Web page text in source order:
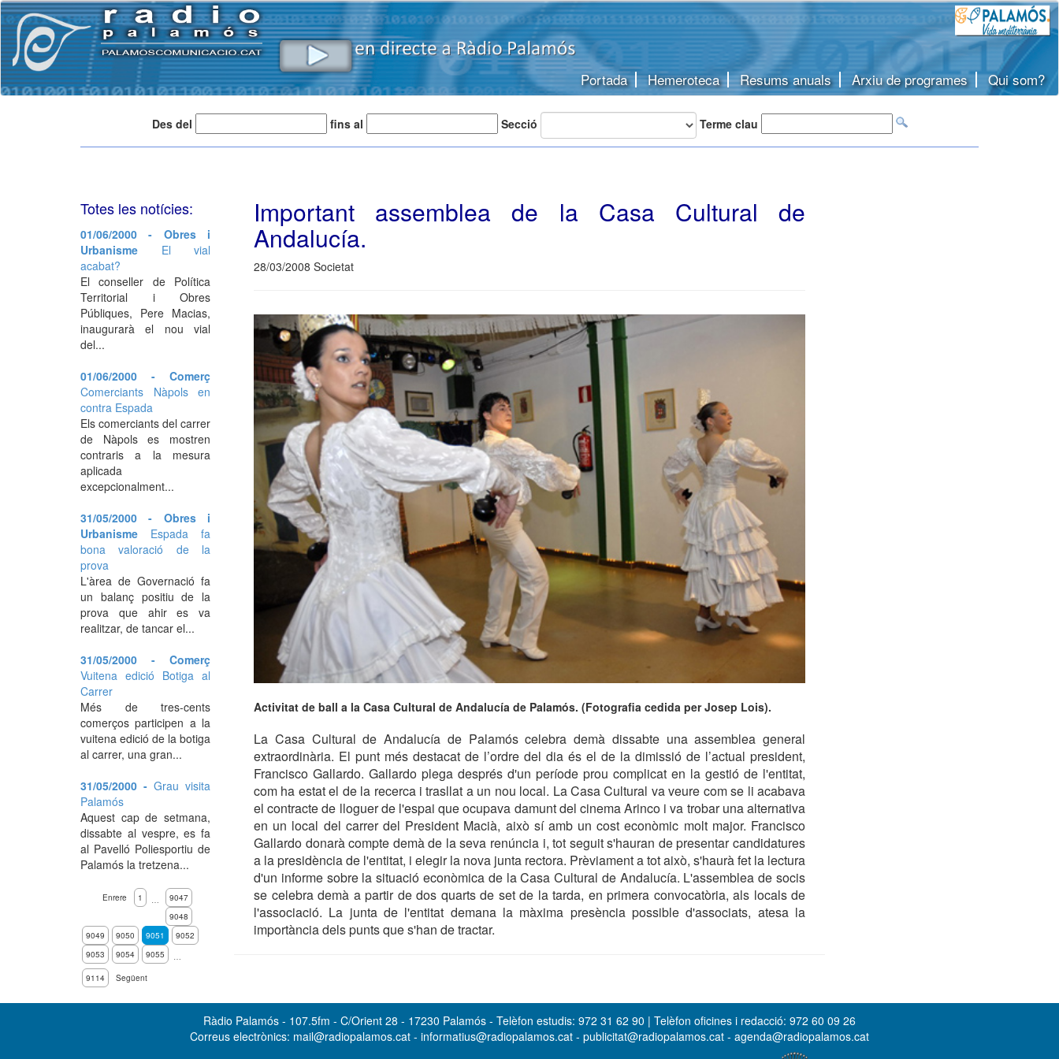
Portada Hemeroteca Resums anuals Arxiu de programes Qui som?
Des del fins al Secció Terme clau
Important assemblea de la Casa Cultural de
Andalucía.
28/03/2008 Societat
Activitat de ball a la Casa Cultural de Andalucía de Palamós. (Fotografia cedida per Josep Lois).
La Casa Cultural de Andalucía de Palamós celebra demà dissabte una assemblea general
extraordinària. El punt més destacat de l’ordre del dia és el de la dimissió de l’actual president,
Francisco Gallardo. Gallardo plega després d'un període prou complicat en la gestió de l'entitat,
com ha estat el de la recerca i trasllat a un nou local. La Casa Cultural va veure com se li acabava
el contracte de lloguer de l'espai que ocupava damunt del cinema Arinco i va trobar una alternativa
en un local del carrer del President Macià, això sí amb un cost econòmic molt major. Francisco
Gallardo donarà compte demà de la seva renúncia i, tot seguit s'hauran de presentar candidatures
a la presidència de l'entitat, i elegir la nova junta rectora. Prèviament a tot això, s'haurà fet la lectura
d'un informe sobre la situació econòmica de la Casa Cultural de Andalucía. L'assemblea de socis
se celebra demà a partir de dos quarts de set de la tarda, en primera convocatòria, als locals de
l'associació. La junta de l'entitat demana la màxima presència possible d'associats, atesa la
importància dels punts que s'han de tractar.
Totes les notícies:
01/06/2000 - Obres i
Urbanisme El vial
acabat?
El conseller de Política
Territorial i Obres
Públiques, Pere Macias,
inaugurarà el nou vial
del...
01/06/2000 - Comerç
Comerciants Nàpols en
contra Espada
Els comerciants del carrer
de Nàpols es mostren
contraris a la mesura
aplicada
excepcionalment...
31/05/2000 - Obres i
Urbanisme Espada fa
bona valoració de la
prova
L'àrea de Governació fa
un balanç positiu de la
prova que ahir es va
realitzar, de tancar el...
31/05/2000 - Comerç
Vuitena edició Botiga al
Carrer
Més de tres-cents
comerços participen a la
vuitena edició de la botiga
al carrer, una gran...
31/05/2000 - Grau visita
Palamós
Aquest cap de setmana,
dissabte al vespre, es fa
al Pavelló Poliesportiu de
Palamós la tretzena...
Enrere 1 …
9047
9048
9049
9050 9051
9052
9053
9054 9055
…
9114
Següent
Ràdio Palamós - 107.5fm - C/Orient 28 - 17230 Palamós - Telèfon estudis: 972 31 62 90 | Telèfon oficines i redacció: 972 60 09 26
Correus electrònics: mail@radiopalamos.cat - informatius@radiopalamos.cat - publicitat@radiopalamos.cat - agenda@radiopalamos.cat